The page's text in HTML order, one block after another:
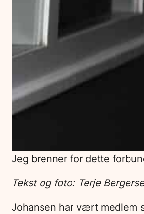
Jeg brenner for dette
Tekst og foto: Terje
Johansen har vært medlem